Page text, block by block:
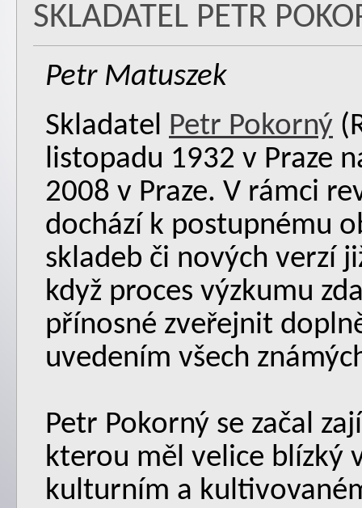
SKLADATEL PETR
Petr Matuszek
Skladatel Petr Pokorný
listopadu 1932 v Praze
2008 v Praze. V rámci
dochází k postupnému
skladeb či nových verzí
když proces výzkumu
přínosné zveřejnit
uvedením všech
Petr Pokorný se začal
kterou měl velice blízký
kulturním a